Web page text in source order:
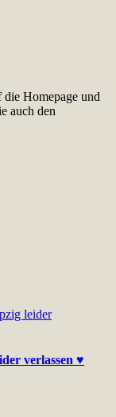
die Homepage und
auch den
verlassen ♥